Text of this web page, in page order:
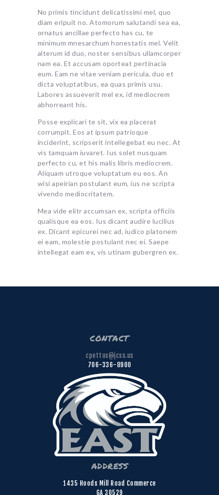
No primis tincidunt delicatissimi mel, quo
diam eripuit no. Atomorum salutandi sea ea,
ornatus ancillae perfecto has cu, te
minimum mnesarchum honestatis mel. Velit
alterum id duo, noster sensibus ullamcorper
nam ea. Et accusam oporteat pertinacia
eum. Eam ne vitae veniam pericula, duo et
dicta voluptatibus, ea quas primis usu.
Labores assueverit mel ex, id mediocrem
abhorreant his.
Posse explicari te sit, vix ea placerat
corrumpit. Eos at ipsum patrioque
inciderint, scripserit intellegebat eu nec. At
vis tamquam iuvaret. Ius solet nusquam
perfecto cu, et his malis libris mediocrem.
Aliquam utroque voluptatum eu eos. An
wisi apeirian postulant eum, ius ne scripta
vivendo mediocritatem.
Mea vide elitr accumsan ex, scripta officiis
qualisque ea eos. Ius dicant audire lucilius
ex. Dicant epicurei nec ad, iudico platonem
ei eam, molestie postulant nec ei. Saepe
intellegat eam ex, vis utinam gubergren ex.
contact
cpettus@jcss.us
706-336-8900
address
1435 Hoods Mill Road Commerce
GA 30529